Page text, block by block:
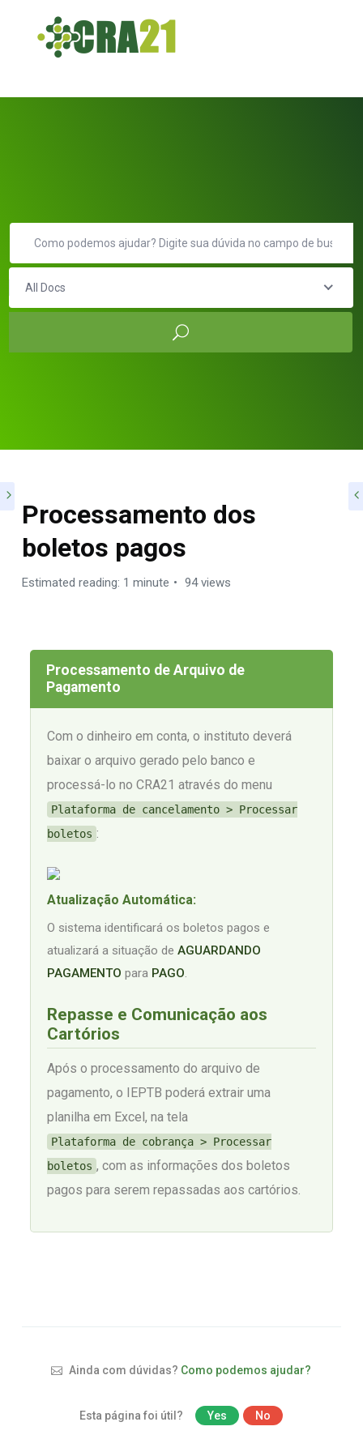
All Docs
Processamento dos
boletos pagos
Estimated reading: 1 minute 94 views
Processamento de Arquivo de
Pagamento
Com o dinheiro em conta, o instituto deverá
baixar o arquivo gerado pelo banco e
processá-lo no CRA21 através do menu
Plataforma de cancelamento > Processar
boletos :
Atualização Automática:
O sistema identificará os boletos pagos e
atualizará a situação de AGUARDANDO
PAGAMENTO para PAGO.
Repasse e Comunicação aos
Cartórios
Após o processamento do arquivo de
pagamento, o IEPTB poderá extrair uma
planilha em Excel, na tela
Plataforma de cobrança > Processar
boletos , com as informações dos boletos
pagos para serem repassadas aos cartórios.
Ainda com dúvidas? Como podemos ajudar?
Esta página foi útil? Yes No